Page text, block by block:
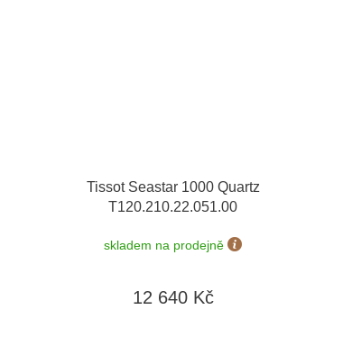
Tissot Seastar 1000 Quartz
T120.210.22.051.00
skladem na prodejně
12 640 Kč